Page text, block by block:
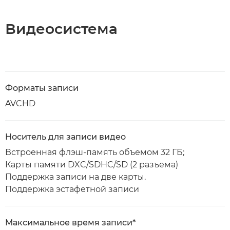
Видеосистема
Форматы записи
AVCHD
Носитель для записи видео
Встроенная флэш-память объемом 32 ГБ;
Карты памяти DXC/SDHC/SD (2 разъема)
Поддержка записи на две карты.
Поддержка эстафетной записи
Максимальное время записи*